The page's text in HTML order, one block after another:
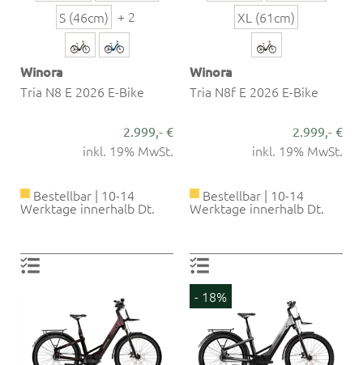
S (46cm) + 2
Winora
Tria N8 E 2026 E-Bike
2.999,- €
inkl. 19% MwSt.
Bestellbar | 10-14
Werktage innerhalb Dt.
XL (61cm)
Winora
Tria N8f E 2026 E-Bike
2.999,- €
inkl. 19% MwSt.
Bestellbar | 10-14
Werktage innerhalb Dt.
- 18%